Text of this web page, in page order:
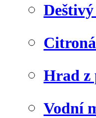
Hrad z
Vodní